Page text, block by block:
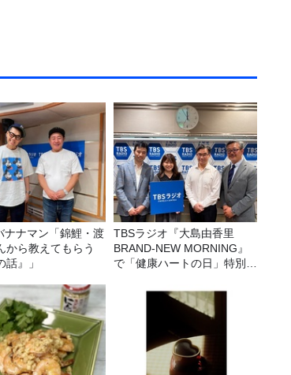
から教えてもらう
話』」
TBSラジオ『大島由香里
BRAND-NEW MORNING』
で「健康ハートの日」特別企